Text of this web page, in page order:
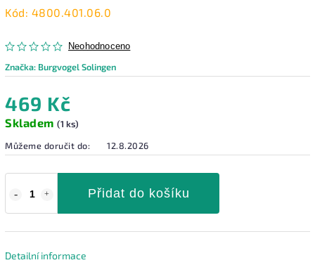
Kód: 4800.401.06.0
Neohodnoceno
Značka: Burgvogel Solingen
469 Kč
Skladem (1 ks)
Můžeme doručit do:
12.8.2026
Přidat do košíku
Detailní informace